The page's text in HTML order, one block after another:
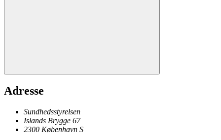
Adresse
Sundhedsstyrelsen
Islands Brygge 67
2300 København S